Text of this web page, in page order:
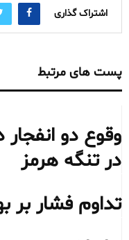
اشتراک گذاری
پست های مرتبط
وقوع دو
در تنگه هرمز
تداوم فشار بر